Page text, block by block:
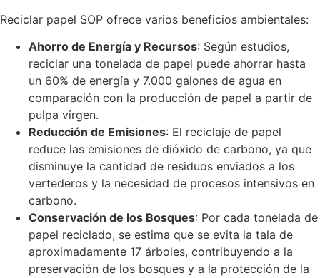
Reciclar papel SOP ofrece varios beneficios ambientales:
Ahorro de Energía y Recursos: Según estudios,
reciclar una tonelada de papel puede ahorrar hasta
un 60% de energía y 7.000 galones de agua en
comparación con la producción de papel a partir de
pulpa virgen.
Reducción de Emisiones: El reciclaje de papel
reduce las emisiones de dióxido de carbono, ya que
disminuye la cantidad de residuos enviados a los
vertederos y la necesidad de procesos intensivos en
carbono.
Conservación de los Bosques: Por cada tonelada de
papel reciclado, se estima que se evita la tala de
aproximadamente 17 árboles, contribuyendo a la
preservación de los bosques y a la protección de la